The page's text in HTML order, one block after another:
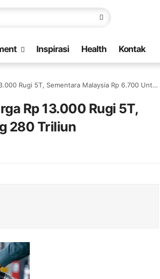
Inspirasi Health Kontak
5T, Sementara Malaysia Rp 6.700 Untung 280 Triliun
Rp 13.000 Rugi 5T,
280 Triliun